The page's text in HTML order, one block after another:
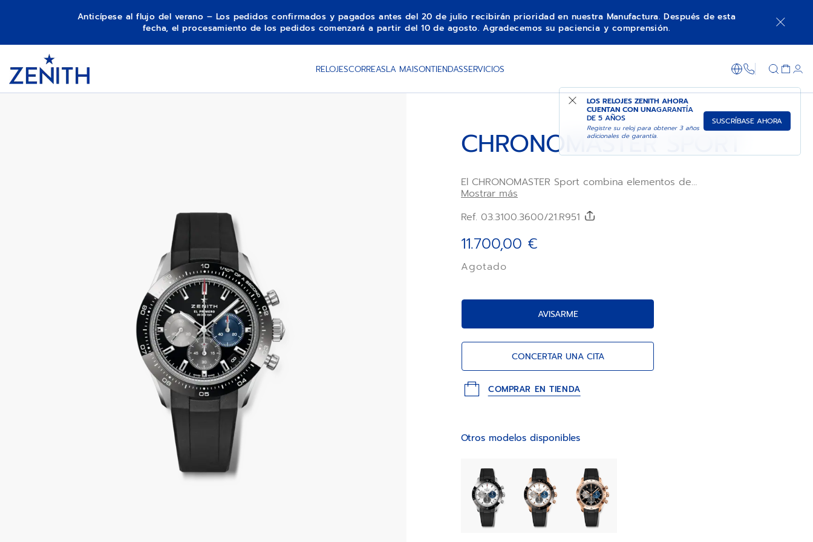
Anticípese al flujo del verano – Los pedidos confirmados y pagados antes del 20 de julio recibirán prioridad en nuestra Manufactura. Después de esta
fecha, el procesamiento de los pedidos comenzará a partir del 10 de agosto. Agradecemos su paciencia y comprensión.
1 RELOJESCORREASLA MAISONTIENDASSERVICIOS +800 36 00
LOS RELOJES ZENITH AHORA
CUENTAN CON UNAGARANTÍA
DE 5 AÑOS
Registre su reloj para obtener 3 años
adicionales de garantía.
SUSCRÍBASE AHORA
CHRONOMASTER SPORT
El CHRONOMASTER Sport combina elementos de
referencias precedentes de cronógrafos ZENITH, como la
cerámica negra, todo ello en una moderna caja de 41 mm.
una correa integrada de caucho negro FKM. Está equipado
con el movimiento de cronógrafo automático El Primero
3600 con indicación de las décimas de segundo.
Mostrar más
Ref. 03.3100.3600/21.R951
11.700,00 €
Agotado
AVISARME
CONCERTAR UNA CITA
COMPRAR EN TIENDA
Otros modelos disponibles